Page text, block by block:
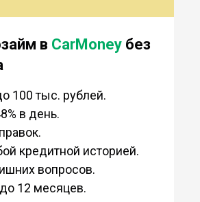
в CarMoneyбез
100 тыс. рублей.
в день.
кредитной историей.
вопросов.
12 месяцев.